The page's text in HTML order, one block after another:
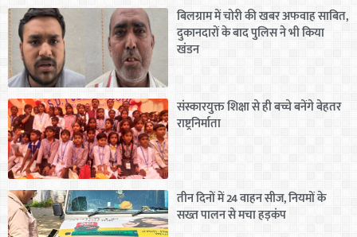
बिलग्राम में चोरी की खबर अफवाह साबित,
दुकानदारों के बाद पुलिस ने भी किया
खंडन
संस्कारयुक्त शिक्षा से ही बच्चे बनेंगे बेहतर
राष्ट्रनिर्माता
तीन दिनों में 24 वाहन सीज, नियमों के
सख्त पालन से मचा हड़कंप